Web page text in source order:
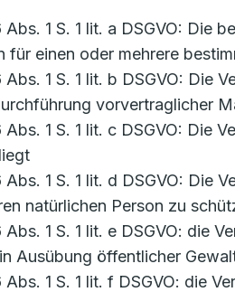
Abs. 1 S. 1 lit. a DSGVO: Die
für einen oder mehrere
Abs. 1 S. 1 lit. b DSGVO: Die
vorvertraglicher
Abs. 1 S. 1 lit. c DSGVO: Die
Abs. 1 S. 1 lit. d DSGVO: Die
natürlichen Person zu
Abs. 1 S. 1 lit. e DSGVO: die
Ausübung öffentlicher
Abs. 1 S. 1 lit. f DSGVO: die